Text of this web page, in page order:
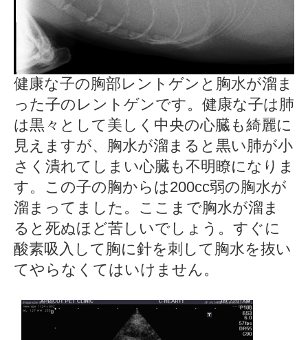
健康な子の胸部レントゲンと胸水が溜ま
った子のレントゲンです。健康な子は肺
は黒々として美しく中央の心臓も綺麗に
見えますが、胸水が溜まると黒い肺が小
さく潰れてしまい心臓も不明瞭になりま
す。この子の胸からは200cc弱の胸水が
溜まってました。ここまで胸水が溜ま
ると死ぬほど苦しいでしょう。すぐに
酸素吸入して胸に針を刺して胸水を抜い
てやらなくてはいけません。